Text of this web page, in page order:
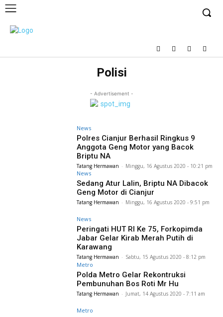
Polisi
- Advertisement -
News
Polres Cianjur Berhasil Ringkus 9
Anggota Geng Motor yang Bacok
Briptu NA
Tatang Hermawan - Minggu, 16 Agustus 2020 - 10:21 pm
News
Sedang Atur Lalin, Briptu NA Dibacok
Geng Motor di Cianjur
Tatang Hermawan - Minggu, 16 Agustus 2020 - 9:51 pm
News
Peringati HUT RI Ke 75, Forkopimda
Jabar Gelar Kirab Merah Putih di
Karawang
Tatang Hermawan - Sabtu, 15 Agustus 2020 - 8:12 pm
Metro
Polda Metro Gelar Rekontruksi
Pembunuhan Bos Roti Mr Hu
Tatang Hermawan - Jumat, 14 Agustus 2020 - 7:11 am
Metro